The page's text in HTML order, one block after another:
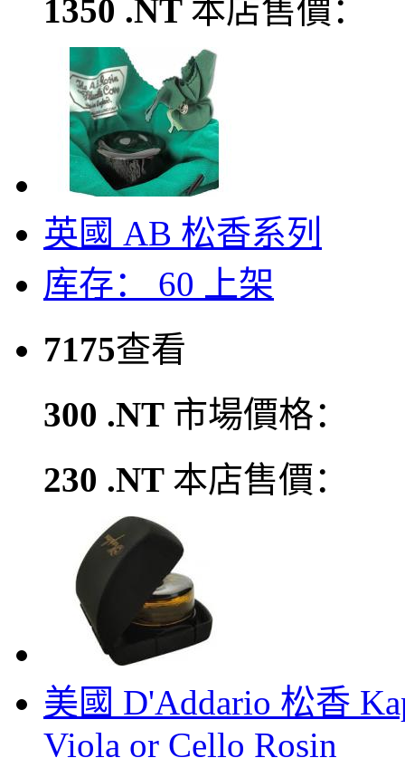
1350 .NT 本店售價：
英國 AB 松香系列
库存： 60
上架
7175查看
300 .NT 市場價格：
230 .NT 本店售價：
美國 D'Addario 松香
Viola or Cello Rosin